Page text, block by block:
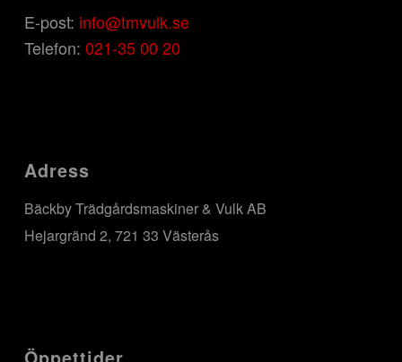
E-post: info@tmvulk.se
Telefon: 021-35 00 20
Adress
Bäckby Trädgårdsmaskiner & Vulk AB
Hejargränd 2, 721 33 Västerås